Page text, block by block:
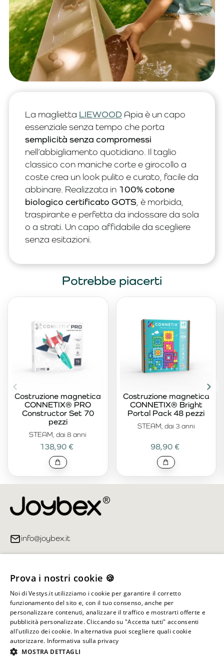
La maglietta LIEWOOD Apia è un capo
essenziale senza tempo che porta
semplicità senza compromessi
nell’abbigliamento quotidiano. Il taglio
classico con maniche corte e girocollo a
coste crea un look pulito e curato, facile da
abbinare. Realizzata in 100% cotone
biologico certificato GOTS , è morbida,
traspirante e perfetta da indossare da sola
o a strati. Un capo affidabile da scegliere
senza esitazioni.
Potrebbe piacerti
STEAM, dai 8 anni
Costruzione magnetica
CONNETIX® PRO
Constructor Set 70
pezzi
138,90 €
STEAM, dai 3 anni
Costruzione magnetica
CONNETIX® Bright
Portal Pack 48 pezzi
98,90 €
info@joybex.it
Account
Informazioni sul negozio
Tutti i diritti riservati ©
Prova i nostri cookie 🍪
Noi di Vestys.it utilizziamo i cookie per garantire il corretto
funzionamento del sito e, con il tuo consenso, anche per
personalizzare contenuti, analizzare il traffico e mostrarti offerte e
pubblicità personalizzate. Cliccando su "Accetta tutti" acconsenti
all'utilizzo dei cookie. In alternativa puoi scegliere quali cookie
autorizzare. Informativa sulla privacy
MOSTRA DETTAGLI